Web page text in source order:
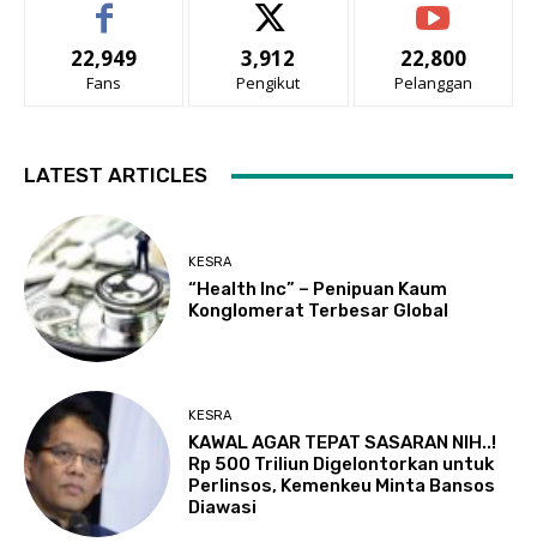
22,949
Fans
3,912
Pengikut
22,800
Pelanggan
LATEST ARTICLES
KESRA
“Health Inc” – Penipuan Kaum
Konglomerat Terbesar Global
KESRA
KAWAL AGAR TEPAT SASARAN NIH..!
Rp 500 Triliun Digelontorkan untuk
Perlinsos, Kemenkeu Minta Bansos
Diawasi